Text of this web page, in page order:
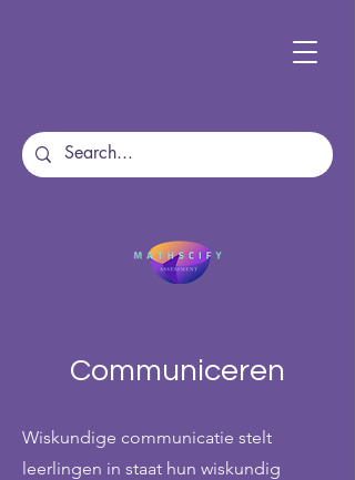
Communiceren
Wiskundige communicatie stelt
leerlingen in staat hun wiskundig